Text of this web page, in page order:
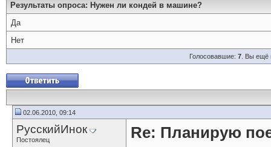
Результаты опроса: Нужен ли кондей в машине?
Да
Нет
Голосовавшие: 7 . Вы ещё
02.06.2010, 09:14
РусскийИнок
Постоялец Re: Планирую